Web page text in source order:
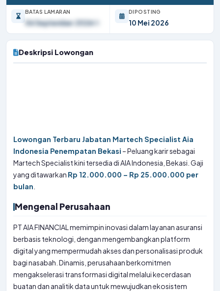
BATAS LAMARAN
06 September 2026
DIPOSTING
10 Mei 2026
Deskripsi Lowongan
Lowongan Terbaru Jabatan Martech Specialist Aia
Indonesia Penempatan Bekasi – Peluang karir sebagai
Martech Specialist kini tersedia di AIA Indonesia, Bekasi. Gaji
yang ditawarkan Rp 12.000.000 – Rp 25.000.000 per
bulan
Mengenal Perusahaan
PT AIA FINANCIAL memimpin inovasi dalam layanan asuransi
berbasis teknologi, dengan mengembangkan platform
digital yang mempermudah akses dan personalisasi produk
bagi nasabah. Dinamis, perusahaan berkomitmen
mengakselerasi transformasi digital melalui kecerdasan
buatan dan analitik data untuk mewujudkan ekosistem